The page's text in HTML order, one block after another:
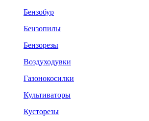
Бензобур
Бензопилы
Бензорезы
Воздуходувки
Газонокосилки
Культиваторы
Кусторезы